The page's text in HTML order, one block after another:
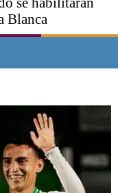
Blanca